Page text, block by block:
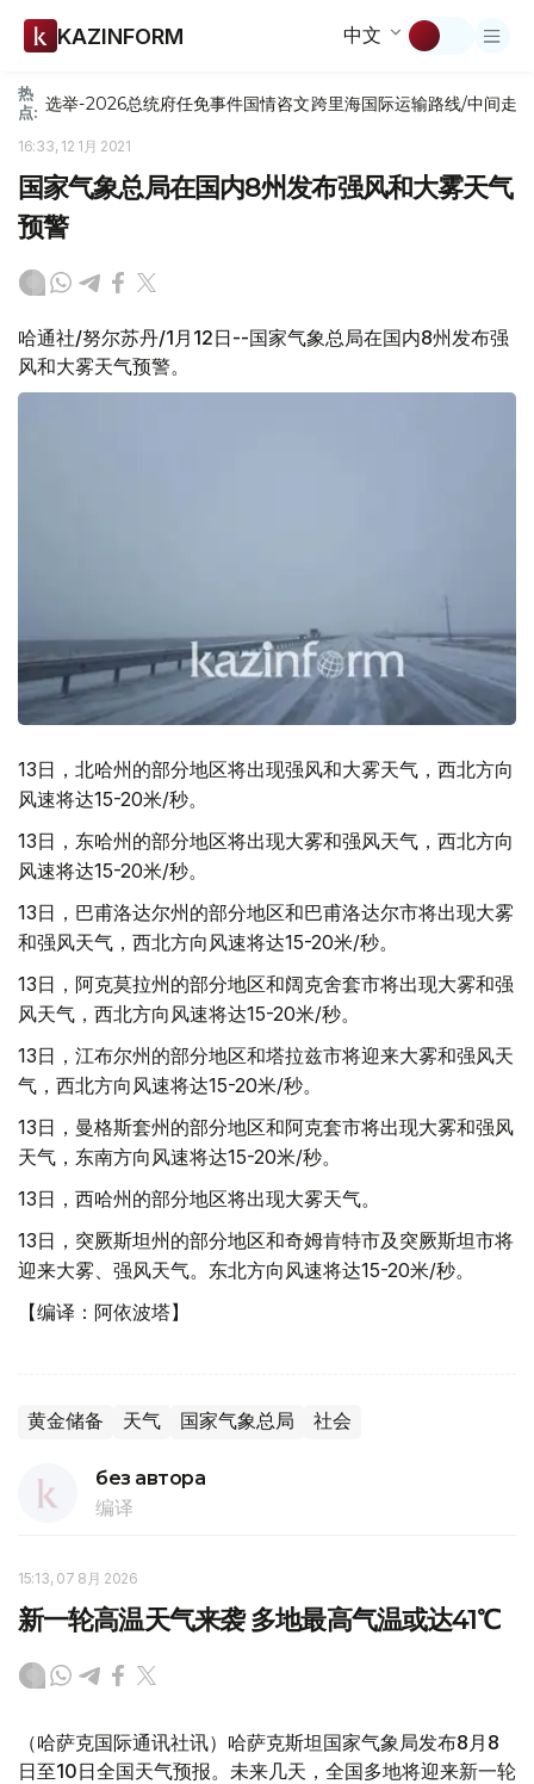
KAZINFORM 中文
热
点: 选举-2026总统府任免事件国情咨文跨里海国际运输路线/中间走廊
16:33, 12 1月 2021
国家气象总局在国内8州发布强风和大雾天气
预警
哈通社/努尔苏丹/1月12日--国家气象总局在国内8州发布强
风和大雾天气预警。
13日，北哈州的部分地区将出现强风和大雾天气，西北方向
风速将达15-20米/秒。
13日，东哈州的部分地区将出现大雾和强风天气，西北方向
风速将达15-20米/秒。
13日，巴甫洛达尔州的部分地区和巴甫洛达尔市将出现大雾
和强风天气，西北方向风速将达15-20米/秒。
13日，阿克莫拉州的部分地区和阔克舍套市将出现大雾和强
风天气，西北方向风速将达15-20米/秒。
13日，江布尔州的部分地区和塔拉兹市将迎来大雾和强风天
气，西北方向风速将达15-20米/秒。
13日，曼格斯套州的部分地区和阿克套市将出现大雾和强风
天气，东南方向风速将达15-20米/秒。
13日，西哈州的部分地区将出现大雾天气。
13日，突厥斯坦州的部分地区和奇姆肯特市及突厥斯坦市将
迎来大雾、强风天气。东北方向风速将达15-20米/秒。
【编译：阿依波塔】
黄金储备 天气 国家气象总局 社会
без автора
编译
15:13, 07 8月 2026
新一轮高温天气来袭 多地最高气温或达41℃
（哈萨克国际通讯社讯）哈萨克斯坦国家气象局发布8月8
日至10日全国天气预报。未来几天，全国多地将迎来新一轮